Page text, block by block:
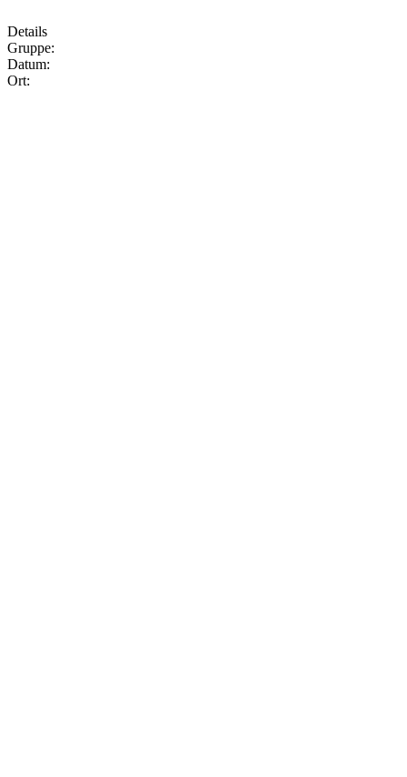
Details
Gruppe:
Datum:
Ort: